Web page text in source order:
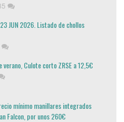
JUN 2026. Listado de chollos
verano, Culote corto ZRSE a 12,5€
mínimo manillares integrados
Falcon, por unos 260€